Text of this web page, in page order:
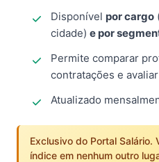
Disponível por cargo
cidade) e por
Permite comparar
contratações e
Atualizado
Exclusivo do Portal Salário.
índice em nenhum outro